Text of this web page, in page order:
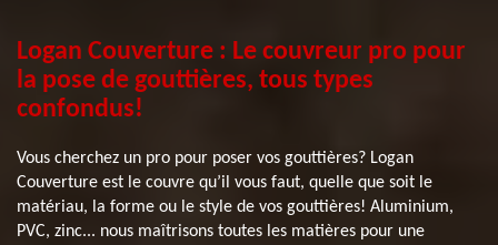
Logan Couverture : Le couvreur pro pour
la pose de gouttières, tous types
confondus!
Vous cherchez un pro pour poser vos gouttières? Logan
Couverture est le couvre qu’il vous faut, quelle que soit le
matériau, la forme ou le style de vos gouttières! Aluminium,
PVC, zinc... nous maîtrisons toutes les matières pour une